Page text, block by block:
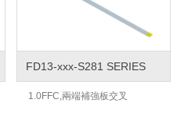
FD13-xxx-S281 SERIES
1.0FFC,兩端補強板交叉